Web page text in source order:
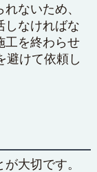
ないため、
しなければな
工を終わらせ
避けて依頼し
が大切です。